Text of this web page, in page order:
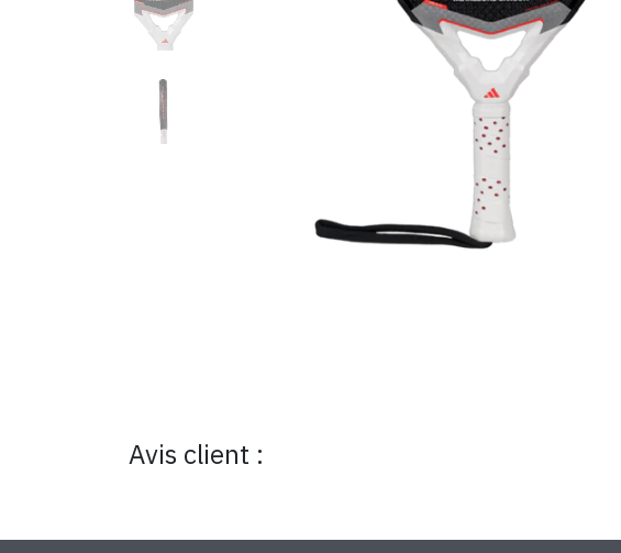
Avis client :